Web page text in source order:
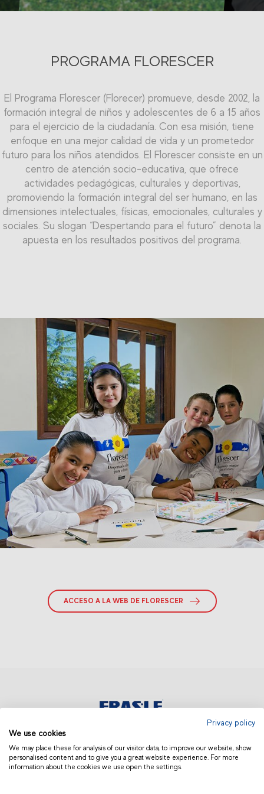
PROGRAMA FLORESCER
El Programa Florescer (Florecer) promueve, desde 2002, la
formación integral de niños y adolescentes de 6 a 15 años
para el ejercicio de la ciudadanía. Con esa misión, tiene
enfoque en una mejor calidad de vida y un prometedor
futuro para los niños atendidos. El Florescer consiste en un
centro de atención socio-educativa, que ofrece
actividades pedagógicas, culturales y deportivas,
promoviendo la formación integral del ser humano, en las
dimensiones intelectuales, físicas, emocionales, culturales y
sociales. Su slogan “Despertando para el futuro” denota la
apuesta en los resultados positivos del programa.
ACCESO A LA WEB DE FLORESCER
El programa Qualificar (Calificar) del Centro de Educación
Profesional Randoncorp les propicia a los adolescentes la
calificación en el mercado laboral, ofreciéndoles iniciación
profesional en el segmento metal-mecánico y en el
segmento comercio-servicios. El proyecto cuenta con un
área de más de mil metros cuadrados y capacidad para
formar más de 200 jóvenes simultáneamente.
EUROPA | ESPAÑOL
Privacy policy
We use cookies
We may place these for analysis of our visitor data, to improve our website, show
personalised content and to give you a great website experience. For more
information about the cookies we use open the settings.